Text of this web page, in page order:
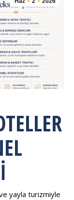
yayla turizmiyle